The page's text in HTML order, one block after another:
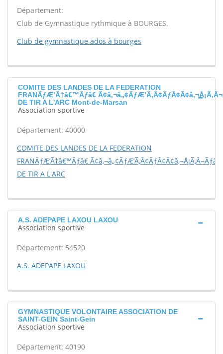
Département:
Club de Gymnastique rythmique à BOURGES.
Club de gymnastique ados à bourges
COMITE DES LANDES DE LA FEDERATION
FRANÃƒÆ’Ã†â€™Ãƒâ€
DE TIR A L'ARC Mont-de-Marsan
Association sportive
Département: 40000
COMITE DES LANDES DE LA FEDERATION
FRANÃƒÆ’Ã†â€™Ãƒâ€
DE TIR A L'ARC
A.S. ADEPAPE LAXOU LAXOU
Association sportive
Département: 54520
A.S. ADEPAPE LAXOU
GYMNASTIQUE VOLONTAIRE ASSOCIATION DE
SAINT-GEIN Saint-Gein
Association sportive
Département: 40190